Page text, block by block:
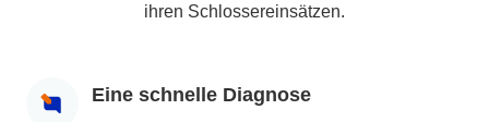
ihren Schlossereinsätzen.
Eine schnelle Diagnose